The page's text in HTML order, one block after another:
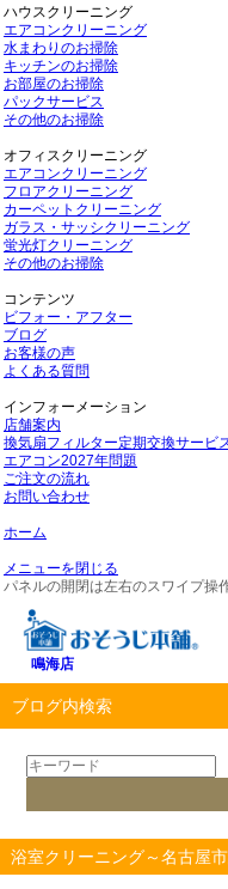
ハウスクリーニング
エアコンクリーニング
水まわりのお掃除
キッチンのお掃除
お部屋のお掃除
パックサービス
その他のお掃除
オフィスクリーニング
エアコンクリーニング
フロアクリーニング
カーペットクリーニング
ガラス・サッシクリーニング
蛍光灯クリーニング
その他のお掃除
コンテンツ
ビフォー・アフター
ブログ
お客様の声
よくある質問
インフォーメーション
店舗案内
換気扇フィルター定期交換サービ
エアコン2027年問題
ご注文の流れ
お問い合わせ
ホーム
メニューを閉じる
パネルの開閉は左右のスワイプ操
鳴海店
ブログ内検索
浴室クリーニング～名古屋